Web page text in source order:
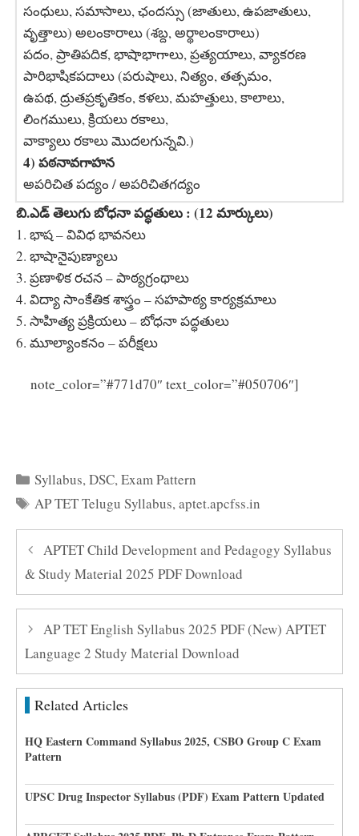
సంధులు, సమాసాలు, ఛందస్సు (జాతులు, ఉపజాతులు,
వృత్తాలు) అలంకారాలు (శబ్ద, అర్థాలంకారాలు)
పదం, ప్రాతిపదిక, భాషాభాగాలు, ప్రత్యయాలు, వ్యాకరణ
పారిభాషికపదాలు (పరుషాలు, నిత్యం, తత్సమం,
ఉపథ, ద్రుతప్రకృతికం, కళలు, మహత్తులు, కాలాలు,
లింగములు, క్రియలు రకాలు,
వాక్యాలు రకాలు మొదలగున్నవి.)
4) పఠనావగాహన
అపరిచిత పద్యం / అపరిచితగద్యం
బి.ఎడ్ తెలుగు బోధనా పద్ధతులు : (12 మార్కులు)
1. భాష – వివిధ భావనలు
2. భాషానైపుణ్యాలు
3. ప్రణాళిక రచన – పాఠ్యగ్రంథాలు
4. విద్యా సాంకేతిక శాస్త్రం – సహపాఠ్య కార్యక్రమాలు
5. సాహిత్య ప్రక్రియలు – బోధనా పద్ధతులు
6. మూల్యాంకనం – పరీక్షలు
note_color=”#771d70″ text_color=”#050706″]
Categories
Syllabus,DSC,Exam Pattern
Tags
AP TET Telugu Syllabus,aptet.apcfss.in
APTET Child Development and Pedagogy Syllabus
& Study Material 2025 PDF Download
AP TET English Syllabus 2025 PDF (New) APTET
Language 2 Study Material Download
Related Articles
HQ Eastern Command Syllabus 2025, CSBO Group C Exam
Pattern
UPSC Drug Inspector Syllabus (PDF) Exam Pattern Updated